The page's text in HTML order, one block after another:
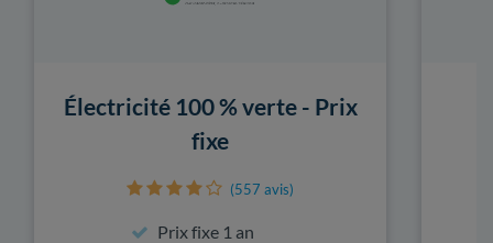
Électricité 100 % verte - Prix
fixe
(557 avis)
Prix fixe 1 an